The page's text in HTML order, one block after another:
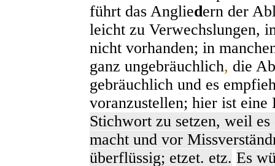
führt das Angliedern der
leicht zu Verwechslungen,
nicht vorhanden; in
ganz ungebräuchlich, die
gebräuchlich und es
voranzustellen; hier ist
Stichwort zu setzen, weil es
macht und vor
überflüssig; etzet. etz. Es